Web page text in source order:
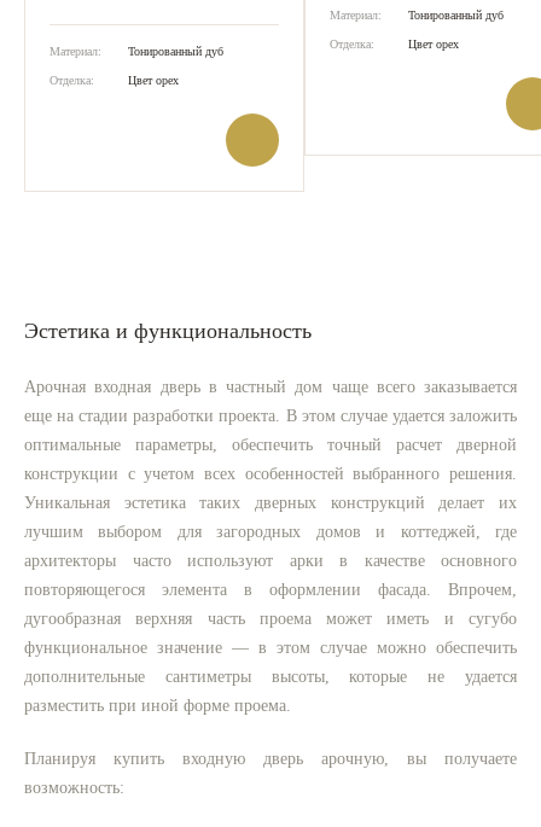
Материал: Тонированный дуб
Отделка: Цвет орех
Материал: Тонированный дуб
Отделка: Цвет орех
Заказать
Эстетика и функциональность
Арочная входная дверь в частный дом чаще всего заказывается
еще на стадии разработки проекта. В этом случае удается заложить
оптимальные параметры, обеспечить точный расчет дверной
конструкции с учетом всех особенностей выбранного решения.
Уникальная эстетика таких дверных конструкций делает их
лучшим выбором для загородных домов и коттеджей, где
архитекторы часто используют арки в качестве основного
повторяющегося элемента в оформлении фасада. Впрочем,
дугообразная верхняя часть проема может иметь и сугубо
функциональное значение — в этом случае можно обеспечить
дополнительные сантиметры высоты, которые не удается
разместить при иной форме проема.
Планируя купить входную дверь арочную, вы получаете
возможность: